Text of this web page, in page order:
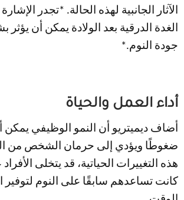
الآثار الجانبية لهذه الحالة. *تجدر
الغدة الدرقية بعد الولادة يمكن أن
جودة النوم.*
أداء العمل والحياة
أضاف ديميتريو أن النمو الوظيفي
ضغوطًا ويؤدي إلى حرمان الشخص من
هذه التغييرات الحياتية، قد يتخلى
كانت تساعدهم سابقًا على النوم لتوفير